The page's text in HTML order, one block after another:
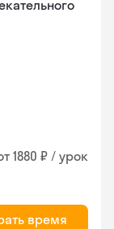
1880 ₽ / урок
время